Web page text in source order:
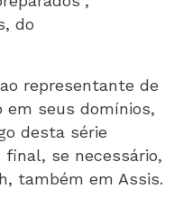
do
representante de
em seus domínios,
desta série
se necessário,
também em Assis.